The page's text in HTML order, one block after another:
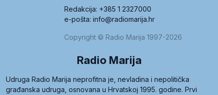
Redakcija: +385 1 2327000
e-pošta: info@radiomarija.hr
Copyright © Radio Marija 1997-2026
Radio Marija
Udruga Radio Marija neprofitna je, nevladina i nepolitička
građanska udruga, osnovana u Hrvatskoj 1995. godine. Prvi